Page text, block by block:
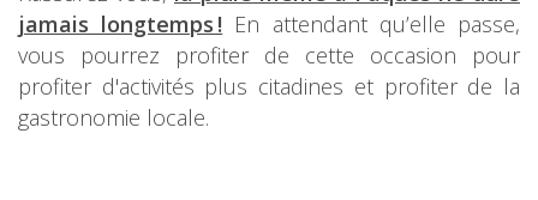
jamais longtemps ! En attendant qu’elle passe,
vous pourrez profiter de cette occasion pour
profiter d'activités plus citadines et profiter de la
gastronomie locale.